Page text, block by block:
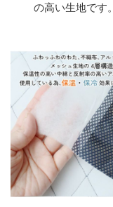
の高い生地です。